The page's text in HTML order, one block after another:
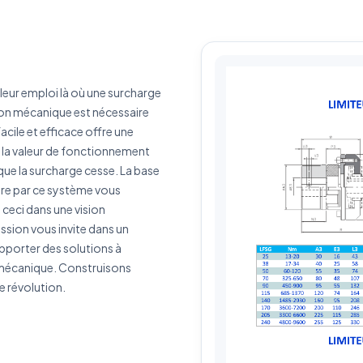
emploi là où une surcharge
mécanique est nécessaire
et efficace offre une
valeur de fonctionnement
la surcharge cesse. La base
par ce système vous
dans une vision
vous invite dans un
des solutions à
Construisons
révolution.
Quantité estimée
votre besoin
que mes données soient utilisées pour traiter ma demande.
Envoyer ma demande de devis
Vos données sont protégées et ne seront jamais partagées